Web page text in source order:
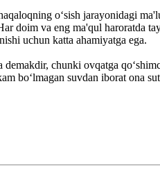
o‘sish jarayonidagi
doim va eng ma'qul haroratda
uchun katta ahamiyatga ega.
chunki ovqatga
bo‘lmagan suvdan iborat ona